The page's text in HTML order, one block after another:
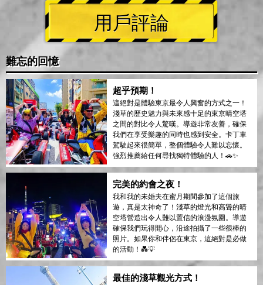
用戶評論
難忘的回憶
超乎預期！
這絕對是體驗東京最令人興奮的方式之一！
淺草的歷史魅力與未來感十足的東京晴空塔
之間的對比令人驚嘆。導遊非常友善，確保
我們在享受樂趣的同時也感到安全。卡丁車
駕駛起來很簡單，整個體驗令人難以忘懷。
強烈推薦給任何尋找獨特體驗的人！🚗✨
完美的約會之夜！
我和我的未婚夫在蜜月期間參加了這個旅
遊，真是太神奇了！淺草的燈光和高聳的晴
空塔營造出令人難以置信的浪漫氛圍。導遊
確保我們玩得開心，沿途拍攝了一些很棒的
照片。如果你和伴侶在東京，這絕對是必做
的活動！💑💡
最佳的淺草觀光方式！